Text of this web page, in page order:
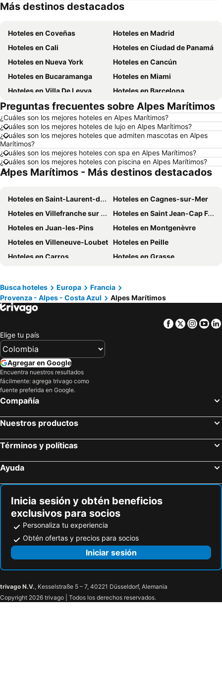
Hoteles en Cundinamarca
Hoteles en Panamá
Más destinos destacados
Hoteles en Coveñas
Hoteles en Madrid
Hoteles en Cali
Hoteles en Ciudad de Panamá
Hoteles en Nueva York
Hoteles en Cancún
Hoteles en Bucaramanga
Hoteles en Miami
Hoteles en Villa De Leyva
Hoteles en Barcelona
Hoteles en Melgar
Hoteles en París
Hoteles en Roma
Hoteles en Ciudad de México
Hoteles en Pereira
Hoteles en Orlando
Hoteles en Villavicencio
Hoteles en Río de Janeiro
Hoteles en Girardot
Hoteles en República Dominicana
Hoteles en Santiago de Chile
Hoteles en Madrid
Hoteles en Riviera Maya
Hoteles en Argentina
Hoteles en Portugal
Preguntas frecuentes sobre Alpes Marítimos
¿Cuáles son los mejores hoteles en Alpes Marítimos?
¿Cuáles son los mejores hoteles de lujo en Alpes Marítimos?
¿Cuáles son los mejores hoteles que admiten mascotas en Alpes
Marítimos?
¿Cuáles son los mejores hoteles con spa en Alpes Marítimos?
¿Cuáles son los mejores hoteles con piscina en Alpes Marítimos?
Alpes Marítimos - Más destinos destacados
Hoteles en Saint-Laurent-du-Var
Hoteles en Cagnes-sur-Mer
Hoteles en Villefranche sur Mer
Hoteles en Saint Jean-Cap Ferrat
Hoteles en Juan-les-Pins
Hoteles en Montgenèvre
Hoteles en Villeneuve-Loubet Hoteles en Peille
Hoteles en Carros
Hoteles en Grasse
Hoteles en Saint-Martin-Vésubie
Hoteles en Mougins
Hoteles en Vence
Hoteles en Serre Chevalier
Hoteles en Vars
Busca hoteles Europa
Francia
Provenza - Alpes - Costa Azul
Alpes Marítimos
Facebook
Twitter
Elige tu país
Agregar en Google
Encuentra nuestros resultados
fácilmente: agrega trivago como
fuente preferida en Google.
Compañía
Nuestros productos
Términos y políticas
Ayuda
Inicia sesión y obtén beneficios
exclusivos para socios
Personaliza tu experiencia
Obtén ofertas y precios para socios
Iniciar sesión
trivago N.V., Kesselstraße 5 – 7, 40221 Düsseldorf, Alemania
Copyright 2026 trivago | Todos los derechos reservados.